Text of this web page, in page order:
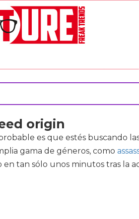
origin
es que estés buscando
gama de géneros, como
en tan sólo unos minutos tras la